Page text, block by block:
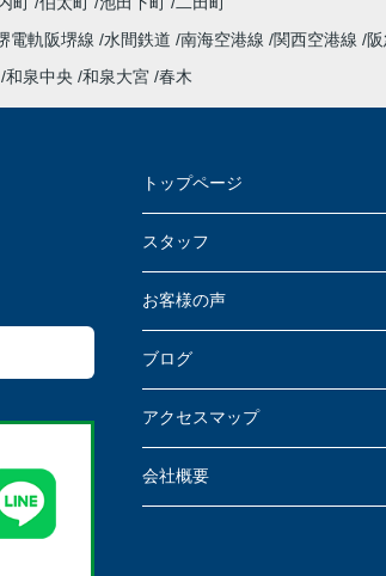
電軌阪堺線 水間鉄道 南海空港線 関西空港線
和泉中央 和泉大宮 春木
トップページ
スタッフ
お客様の声
ブログ
アクセスマップ
会社概要